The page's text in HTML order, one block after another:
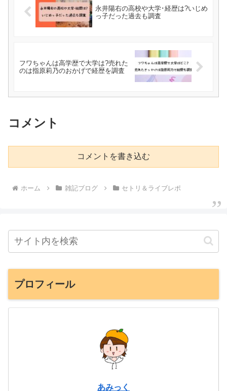
永井陽右の高校や大学･経歴は?いじめ
っ子だった過去も調査
フワちゃんは高学歴で大学は?売れた
のは指原莉乃のおかげで経歴を調査
コメント
コメントを書き込む
ホーム 雑記ブログ セトリ＆ライブレポ
プロフィール
あみっく